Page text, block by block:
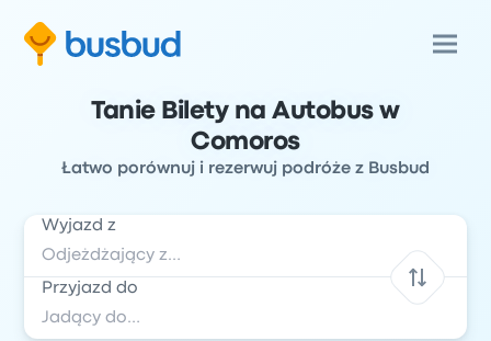
Tanie Bilety na Autobus w
Comoros
Łatwo porównuj i rezerwuj podróże z Busbud
Wyjazd z
Przyjazd do